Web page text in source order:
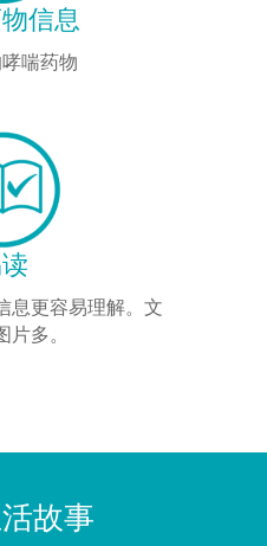
信息
喘药物
息更容易理解。文
片多。
故事